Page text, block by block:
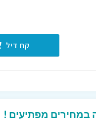
קח דיל
במחירים מפתיעים !